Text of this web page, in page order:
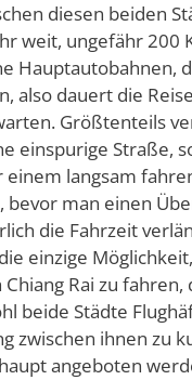
diesen beiden
weit, ungefähr 200
Hauptautobahnen,
also dauert die
Größtenteils
einspurige Straße,
einem langsam
bevor man einen
die Fahrzeit
einzige
Chiang Rai zu fahren,
beide Städte
zwischen ihnen zu
angeboten